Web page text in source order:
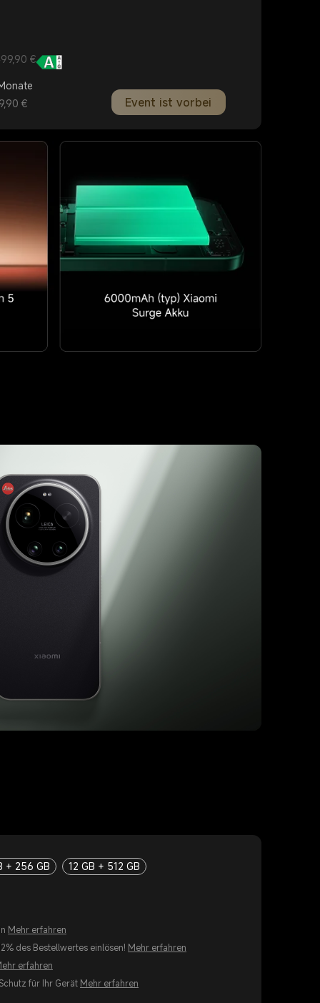
€
€
Event ist vorbei
+ 256 GB
12 GB + 512 GB
Mehr erfahren
des Bestellwertes einlösen! Mehr erfahren
erfahren
für Ihr Gerät Mehr erfahren